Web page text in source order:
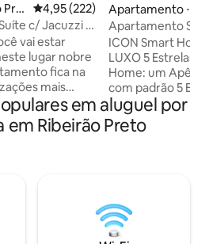
Pre
4,95 de uma avaliação média de
4,95 (222)
c/ Jacuzzi e
vai estar
lugar nobre
mais
de Ribeirão
para
da reserva*
Apartamento ⋅
Apartamento
ICON Smart
LUXO 5 Estrelas Descubra o ICON Smart
Home: um Apê
com padrão 5
Zona Sul. Modernidade e conforto
exclusivo em
a apenas 3
experiência de
melhor escolha
Ribeirão Preto!
em aluguel por
Ribeirão Preto